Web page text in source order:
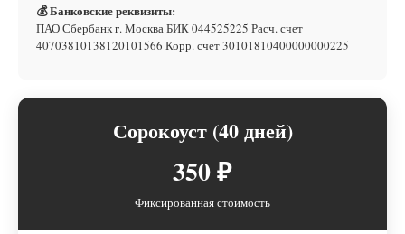
💰 Банковские реквизиты:
ПАО Сбербанк г. Москва БИК 044525225 Расч. счет
40703810138120101566 Корр. счет 30101810400000000225
Сорокоуст (40 дней)
350 ₽
Фиксированная стоимость